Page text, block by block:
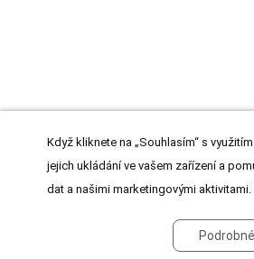
Když kliknete na „Souhlasím“ s
jejich ukládání ve vašem zařízení a
dat a našimi marketingovými aktivitami.